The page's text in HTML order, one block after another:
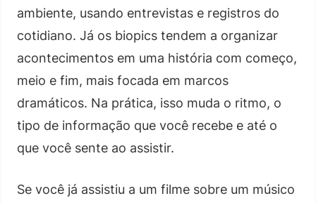
ambiente, usando entrevistas e registros do
cotidiano. Já os biopics tendem a organizar
acontecimentos em uma história com começo,
meio e fim, mais focada em marcos
dramáticos. Na prática, isso muda o ritmo, o
tipo de informação que você recebe e até o
que você sente ao assistir.
Se você já assistiu a um filme sobre um músico